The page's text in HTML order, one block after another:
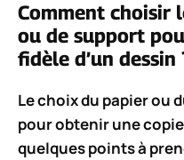
Comment choisir
ou de support
fidèle d’un dessin
Le choix du papier ou
pour obtenir une
quelques points à